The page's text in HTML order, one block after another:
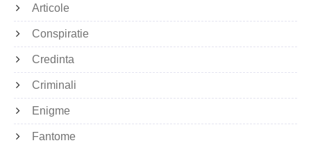
Articole
Conspiratie
Credinta
Criminali
Enigme
Fantome